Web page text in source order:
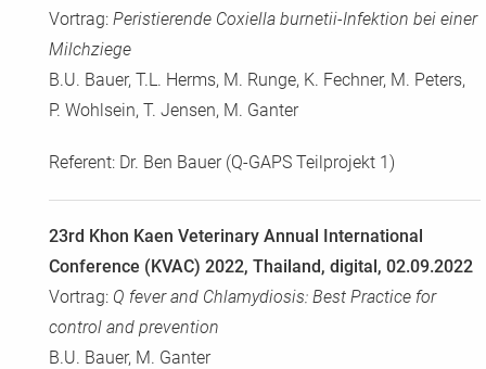
Vortrag: Peristierende Coxiella burnetii-Infektion bei einer
Milchziege
B.U. Bauer, T.L. Herms, M. Runge, K. Fechner, M. Peters,
P. Wohlsein, T. Jensen, M. Ganter
Referent: Dr. Ben Bauer (Q-GAPS Teilprojekt 1)
23rd Khon Kaen Veterinary Annual International
Conference (KVAC) 2022, Thailand, digital, 02.09.2022
Vortrag: Q fever and Chlamydiosis: Best Practice for
control and prevention
B.U. Bauer, M. Ganter